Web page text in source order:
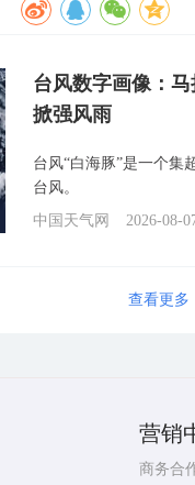
台风数字画像：
掀强风雨
台风“白海豚”是一个集
台风。
中国天气网
2026-08-
查看更多
营销
商务合